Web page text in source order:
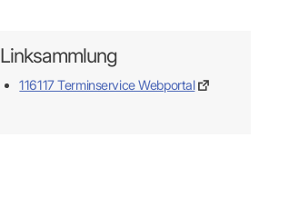
Linksammlung
116117 Terminservice Webportal